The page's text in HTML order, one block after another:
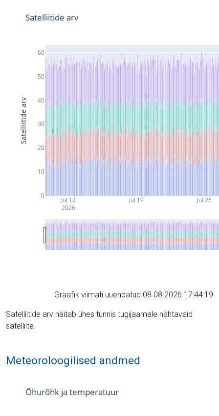
Jul 12
2026
Jul 19 Jul 26
0
10
20
30
40
50
60
Satelliitide arv
Satelliitide arv
Graafik viimati uuendatud 08.08.2026 17:44:19
Satelliitide arv näitab ühes tunnis tugijaamale nähtavaid
satelliite.
Meteoroloogilised andmed
Õhurõhk ja temperatuur